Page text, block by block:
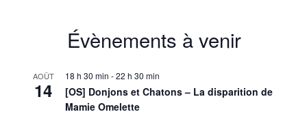
Évènements à venir
AOÛT
14
18 h 30 min -22 h 30 min
[OS] Donjons et Chatons – La disparition de
Mamie Omelette